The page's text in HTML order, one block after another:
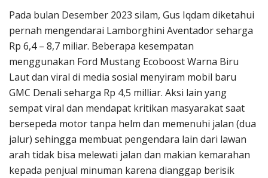
Pada bulan Desember 2023 silam, Gus Iqdam diketahui
pernah mengendarai Lamborghini Aventador seharga
Rp 6,4 – 8,7 miliar. Beberapa kesempatan
menggunakan Ford Mustang Ecoboost Warna Biru
Laut dan viral di media sosial menyiram mobil baru
GMC Denali seharga Rp 4,5 milliar. Aksi lain yang
sempat viral dan mendapat kritikan masyarakat saat
bersepeda motor tanpa helm dan memenuhi jalan (dua
jalur) sehingga membuat pengendara lain dari lawan
arah tidak bisa melewati jalan dan makian kemarahan
kepada penjual minuman karena dianggap berisik